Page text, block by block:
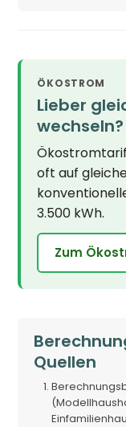
ÖKOSTROM
Lieber
wechseln?
oft auf
3.500 kWh.
Zum
Quellen